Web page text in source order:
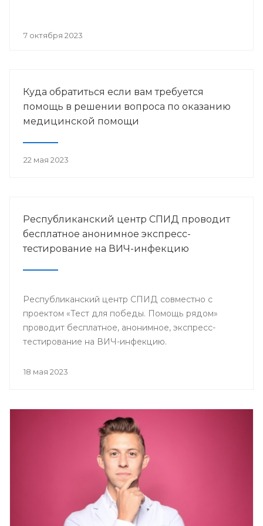
7 октября 2023
Куда обратиться если вам требуется
помощь в решении вопроса по оказанию
медицинской помощи
22 мая 2023
Республиканский центр СПИД проводит
бесплатное анонимное экспресс-
тестирование на ВИЧ-инфекцию
Республиканский центр СПИД совместно с
проектом «Тест для победы. Помощь рядом»
проводит бесплатное, анонимное, экспресс-
тестирование на ВИЧ-инфекцию.
18 мая 2023